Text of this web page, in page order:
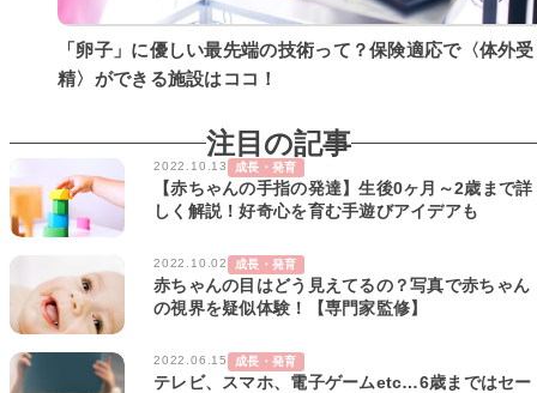
「卵子」に優しい最先端の技術って？保険適応で〈体外受
精〉ができる施設はココ！
注目の記事
2022.10.13 成長・発育
【赤ちゃんの手指の発達】生後0ヶ月～2歳まで詳
しく解説！好奇心を育む手遊びアイデアも
2022.10.02 成長・発育
赤ちゃんの目はどう見えてるの？写真で赤ちゃん
の視界を疑似体験！【専門家監修】
2022.06.15 成長・発育
テレビ、スマホ、電子ゲームetc…6歳まではセー